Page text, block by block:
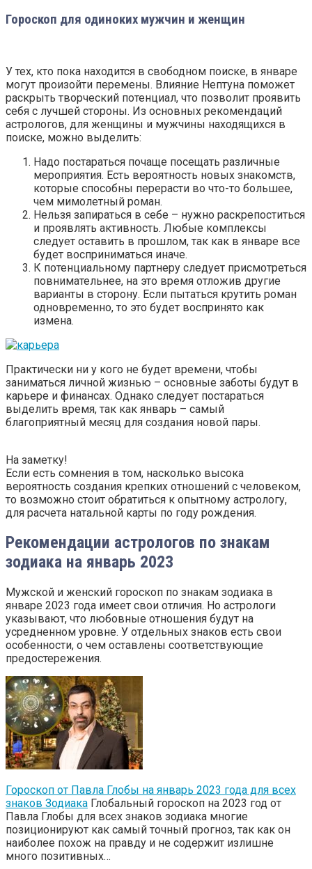
Гороскоп для одиноких мужчин и женщин
У тех, кто пока находится в свободном поиске, в январе
могут произойти перемены. Влияние Нептуна поможет
раскрыть творческий потенциал, что позволит проявить
себя с лучшей стороны. Из основных рекомендаций
астрологов, для женщины и мужчины находящихся в
поиске, можно выделить:
Надо постараться почаще посещать различные
мероприятия. Есть вероятность новых знакомств,
которые способны перерасти во что-то большее,
чем мимолетный роман.
Нельзя запираться в себе – нужно раскрепоститься
и проявлять активность. Любые комплексы
следует оставить в прошлом, так как в январе все
будет восприниматься иначе.
К потенциальному партнеру следует присмотреться
повнимательнее, на это время отложив другие
варианты в сторону. Если пытаться крутить роман
одновременно, то это будет воспринято как
измена.
Практически ни у кого не будет времени, чтобы
заниматься личной жизнью – основные заботы будут в
карьере и финансах. Однако следует постараться
выделить время, так как январь – самый
благоприятный месяц для создания новой пары.
На заметку!
Если есть сомнения в том, насколько высока
вероятность создания крепких отношений с человеком,
то возможно стоит обратиться к опытному астрологу,
для расчета натальной карты по году рождения.
Рекомендации астрологов по знакам
зодиака на январь 2023
Мужской и женский гороскоп по знакам зодиака в
январе 2023 года имеет свои отличия. Но астрологи
указывают, что любовные отношения будут на
усредненном уровне. У отдельных знаков есть свои
особенности, о чем оставлены соответствующие
предостережения.
Гороскоп от Павла Глобы на январь 2023 года для всех
знаков Зодиака Глобальный гороскоп на 2023 год от
Павла Глобы для всех знаков зодиака многие
позиционируют как самый точный прогноз, так как он
наиболее похож на правду и не содержит излишне
много позитивных…